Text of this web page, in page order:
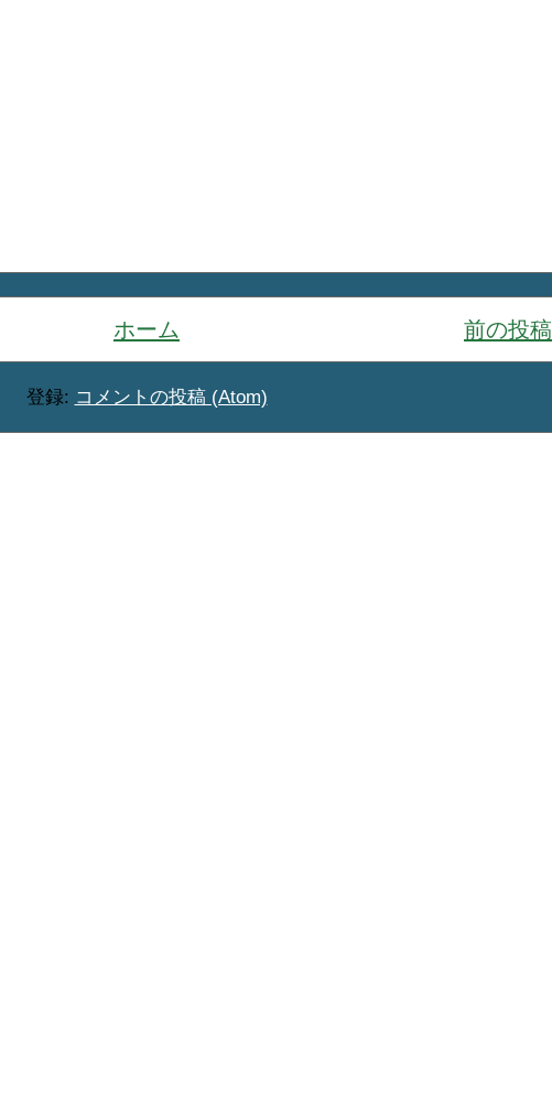
前の投稿
ホーム
登録: コメントの投稿 (Atom)